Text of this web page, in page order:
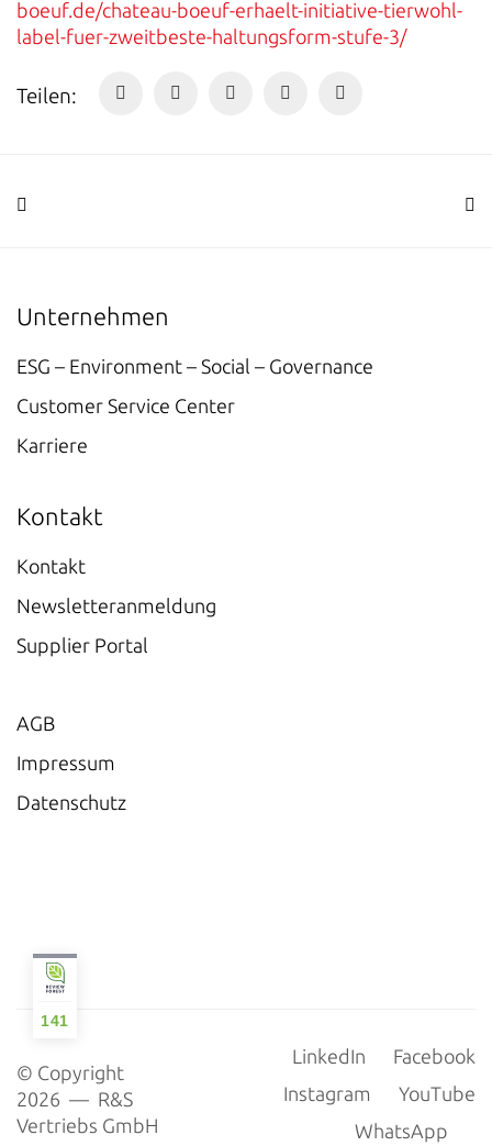
boeuf.de/chateau-boeuf-erhaelt-initiative-tierwohl-
label-fuer-zweitbeste-haltungsform-stufe-3/
Teilen:
Unternehmen
ESG – Environment – Social – Governance
Customer Service Center
Karriere
Kontakt
Kontakt
Newsletteranmeldung
Supplier Portal
AGB
Impressum
Datenschutz
LinkedIn
Facebook
Instagram
YouTube
WhatsApp
© Copyright
2026 — R&S
Vertriebs GmbH
141